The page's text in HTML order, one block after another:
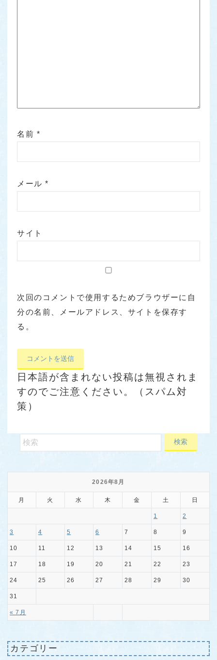
名前 *
メール*
サイト
次回のコメントで使用するためブラウザーに自
分の名前、メールアドレス、サイトを保存す
る。
日本語が含まれない投稿は無視されま
すのでご注意ください。（スパム対
策）
2026年8月
月 火 水 木 金 土 日
« 7月
1 2
3 4 5 6 7 8 9
10 11 12 13 14 15 16
17 18 19 20 21 22 23
24 25 26 27 28 29 30
31
カテゴリー